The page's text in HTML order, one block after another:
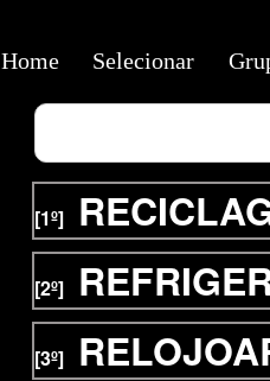
[1º]
[2º]
[3º]
Home Selecionar